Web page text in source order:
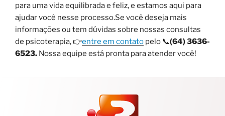
para uma vida equilibrada e feliz, e estamos aqui para
ajudar você nesse processo.Se você deseja mais
informações ou tem dúvidas sobre nossas consultas
de psicoterapia, 👉entre em contato pelo 📞(64) 3636-
6523. Nossa equipe está pronta para atender você!